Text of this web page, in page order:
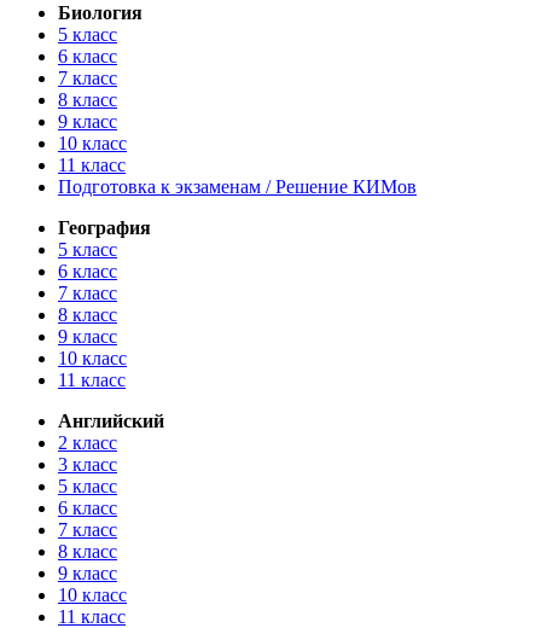
Биология
5 класс
6 класс
7 класс
8 класс
9 класс
10 класс
11 класс
Подготовка к экзаменам / Решение КИМов
География
5 класс
6 класс
7 класс
8 класс
9 класс
10 класс
11 класс
Английский
2 класс
3 класс
5 класс
6 класс
7 класс
8 класс
9 класс
10 класс
11 класс